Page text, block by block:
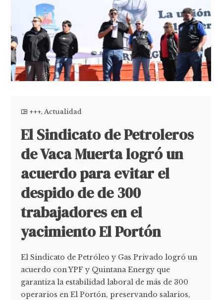
+++,Actualidad
El Sindicato de Petroleros
de Vaca Muerta logró un
acuerdo para evitar el
despido de de 300
trabajadores en el
yacimiento El Portón
El Sindicato de Petróleo y Gas Privado logró un
acuerdo con YPF y Quintana Energy que
garantiza la estabilidad laboral de más de 300
operarios en El Portón, preservando salarios,